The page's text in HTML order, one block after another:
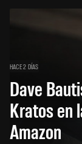
HACE 2 DÍAS
Dave
Kratos en
Amazon